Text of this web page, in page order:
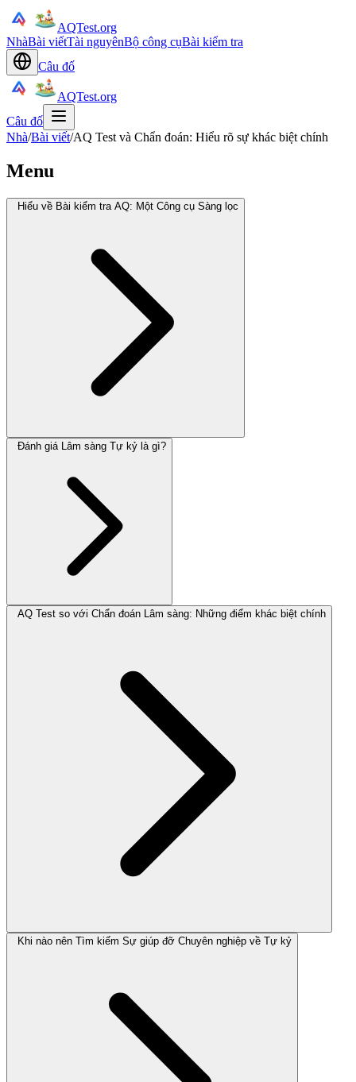
AQTest.org
NhàBài viếtTài nguyênBộ công cụBài kiểm tra
Câu đố
AQTest.org
Câu đố
Nhà/Bài viết/AQ Test và Chẩn đoán: Hiểu rõ sự khác biệt chính
Menu
Hiểu về Bài kiểm tra AQ: Một Công cụ Sàng lọc
Đánh giá Lâm sàng Tự kỷ là gì?
AQ Test so với Chẩn đoán Lâm sàng: Những điểm khác biệt chính
Khi nào nên Tìm kiếm Sự giúp đỡ Chuyên nghiệp về Tự kỷ